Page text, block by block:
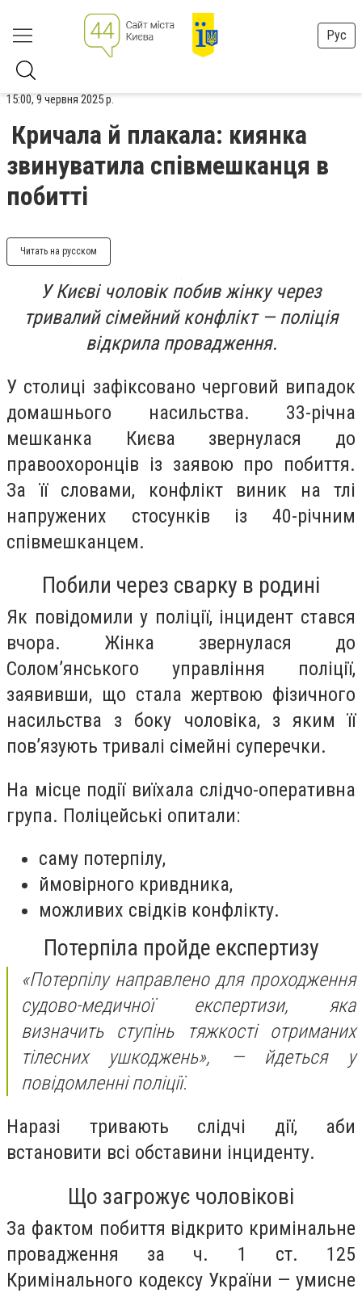
Рус
15:00, 9 червня 2025 р.
Кричала й плакала: киянка
звинуватила співмешканця в
побитті
Читать на русском
У Києві чоловік побив жінку через
тривалий сімейний конфлікт — поліція
відкрила провадження.
У столиці зафіксовано черговий випадок
домашнього насильства. 33-річна
мешканка Києва звернулася до
правоохоронців із заявою про побиття.
За її словами, конфлікт виник на тлі
напружених стосунків із 40-річним
співмешканцем.
Побили через сварку в родині
Як повідомили у поліції, інцидент стався
вчора. Жінка звернулася до
Солом’янського управління поліції,
заявивши, що стала жертвою фізичного
насильства з боку чоловіка, з яким її
пов’язують тривалі сімейні суперечки.
На місце події виїхала слідчо-оперативна
група. Поліцейські опитали:
саму потерпілу,
ймовірного кривдника,
можливих свідків конфлікту.
Потерпіла пройде експертизу
«Потерпілу направлено для проходження
судово-медичної експертизи, яка
визначить ступінь тяжкості отриманих
тілесних ушкоджень», — йдеться у
повідомленні поліції.
Наразі тривають слідчі дії, аби
встановити всі обставини інциденту.
Що загрожує чоловікові
За фактом побиття відкрито кримінальне
провадження за ч. 1 ст. 125
Кримінального кодексу України — умисне